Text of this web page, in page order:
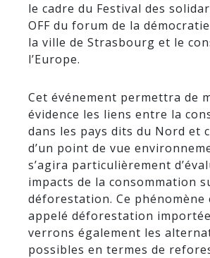
le cadre du Festival des
OFF du forum de la
la ville de Strasbourg et le
l’Europe.
Cet événement permettra de
évidence les liens entre la
dans les pays dits du Nord et
d’un point de vue
s’agira particulièrement
impacts de la consommation
déforestation. Ce phénomène
appelé déforestation
verrons également les
possibles en termes de